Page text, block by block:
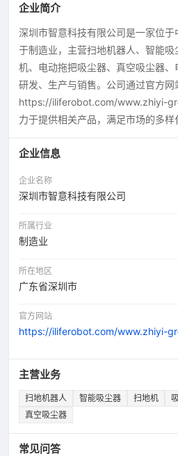
企业简介
深圳市智意科技有限公司是一家位
于制造业，主营扫地机器人、智能
机、电动拖把吸尘器、真空吸尘器
研发、生产与销售。公司通过官方网
https://iliferobot.com/www.zhiyi-
力于提供相关产品，满足市场的多样
企业信息
企业名称
深圳市智意科技有限公司
所属行业
制造业
所在地区
广东省深圳市
官方网站
https://iliferobot.com/www.zhiyi-
主营业务
扫地机器人 智能吸尘器 扫地机
真空吸尘器
常见问答